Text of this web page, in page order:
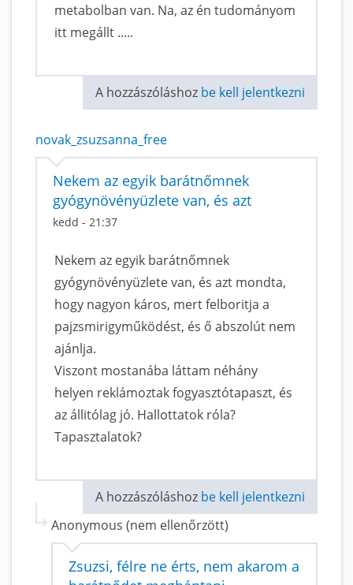
metabolban van. Na, az én tudományom
itt megállt .....
A hozzászóláshoz be kell jelentkezni
novak_zsuzsanna_free
Nekem az egyik barátnőmnek
gyógynövényüzlete van, és azt
kedd - 21:37
Nekem az egyik barátnőmnek
gyógynövényüzlete van, és azt mondta,
hogy nagyon káros, mert felboritja a
pajzsmirigyműködést, és ő abszolút nem
ajánlja.
Viszont mostanába láttam néhány
helyen reklámoztak fogyasztótapaszt, és
az állitólag jó. Hallottatok róla?
Tapasztalatok?
A hozzászóláshoz be kell jelentkezni
Anonymous (nem ellenőrzött)
Zsuzsi, félre ne érts, nem akarom a